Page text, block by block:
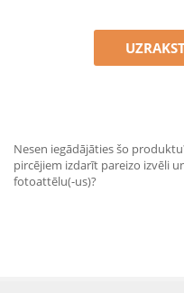
Nesen iegādājāties šo
pircējiem izdarīt pareizo izvēli
fotoattēlu(-us)?